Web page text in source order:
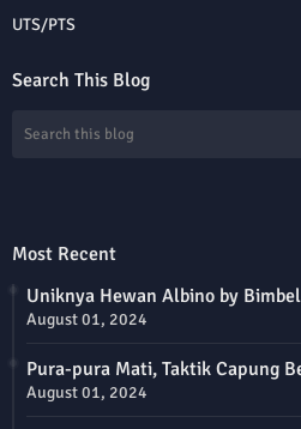
UTS/PTS
Search This Blog
Most Recent
Uniknya Hewan Albino by
August 01, 2024
Pura-pura Mati, Taktik Capung
August 01, 2024